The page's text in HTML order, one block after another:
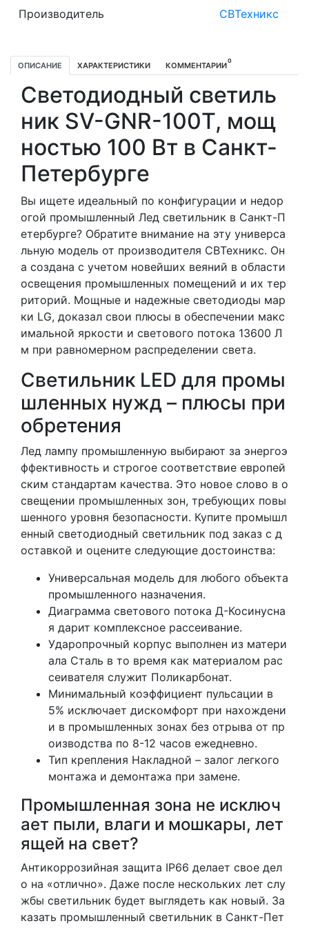
Производитель СВТехникс
ОПИСАНИЕ ХАРАКТЕРИСТИКИ КОММЕНТАРИИ0
Светодиодный светиль
ник SV-GNR-100T, мощ
ностью 100 Вт в Санкт-
Петербурге
Вы ищете идеальный по конфигурации и недор
огой промышленный Лед светильник в Санкт-П
етербурге? Обратите внимание на эту универса
льную модель от производителя СВТехникс. Он
а создана с учетом новейших веяний в области
освещения промышленных помещений и их тер
риторий. Мощные и надежные светодиоды мар
ки LG, доказал свои плюсы в обеспечении макс
имальной яркости и светового потока 13600 Л
м при равномерном распределении света.
Светильник LED для промы
шленных нужд – плюсы при
обретения
Лед лампу промышленную выбирают за энергоэ
ффективность и строгое соответствие европей
ским стандартам качества. Это новое слово в о
свещении промышленных зон, требующих повы
шенного уровня безопасности. Купите промышл
енный светодиодный светильник под заказ с д
оставкой и оцените следующие достоинства:
Универсальная модель для любого объекта
промышленного назначения.
Диаграмма светового потока Д-Косинусна
я дарит комплексное рассеивание.
Ударопрочный корпус выполнен из матери
ала Сталь в то время как материалом рас
сеивателя служит Поликарбонат.
Минимальный коэффициент пульсации в
5% исключает дискомфорт при нахождени
и в промышленных зонах без отрыва от пр
оизводства по 8-12 часов ежедневно.
Тип крепления Накладной – залог легкого
монтажа и демонтажа при замене.
Промышленная зона не исключ
ает пыли, влаги и мошкары, лет
ящей на свет?
Антикоррозийная защита IP66 делает свое дел
о на «отлично». Даже после нескольких лет слу
жбы светильник будет выглядеть как новый. За
казать промышленный светильник в Санкт-Пет